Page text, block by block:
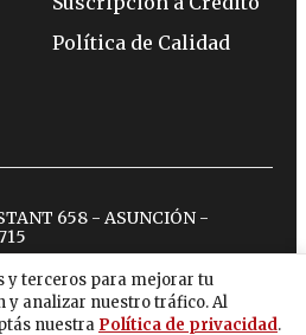
y terceros para mejorar tu
y analizar nuestro tráfico. Al
nuestra Política de privacidad.
Política de Calidad
658 - ASUNCIÓN -
tiktokyoutubespotify